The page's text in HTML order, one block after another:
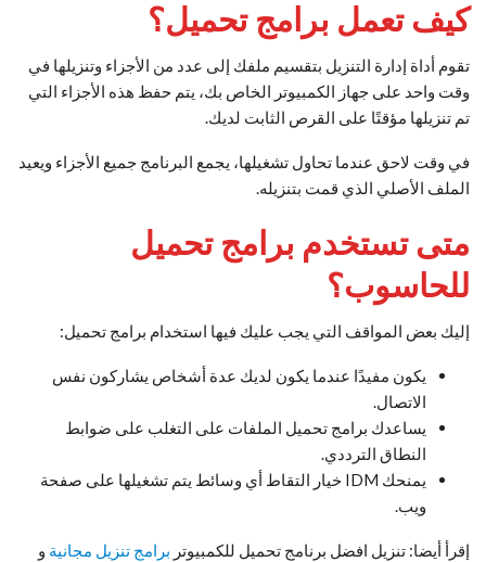
كيف تعمل برامج تحميل؟
تقوم أداة إدارة التنزيل بتقسيم ملفك إلى عدد من الأجزاء وتنزيلها في
وقت واحد على جهاز الكمبيوتر الخاص بك، يتم حفظ هذه الأجزاء التي
تم تنزيلها مؤقتًا على القرص الثابت لديك.
في وقت لاحق عندما تحاول تشغيلها، يجمع البرنامج جميع الأجزاء ويعيد
الملف الأصلي الذي قمت بتنزيله.
متى تستخدم برامج تحميل
للحاسوب؟
إليك بعض المواقف التي يجب عليك فيها استخدام برامج تحميل:
يكون مفيدًا عندما يكون لديك عدة أشخاص يشاركون نفس
الاتصال.
يساعدك برامج تحميل الملفات على التغلب على ضوابط
النطاق الترددي.
يمنحك IDM خيار التقاط أي وسائط يتم تشغيلها على صفحة
ويب.
إقرأ أيضا: تنزيل افضل برنامج تحميل للكمبيوتر برامج تنزيل مجانية و